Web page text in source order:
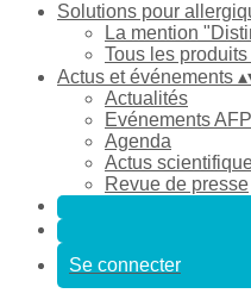
Solutions pour
La mention
Tous les
Actus et événements ▴
Actualités
Evénements
Agenda
Actus
Revue de presse
Se connecter